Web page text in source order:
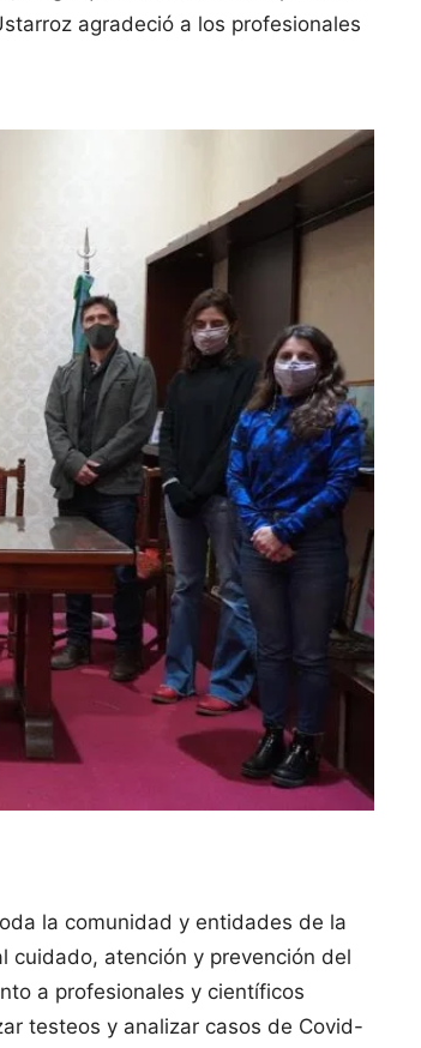
agradeció a los profesionales
la comunidad y entidades de la
cuidado, atención y prevención del
a profesionales y científicos
testeos y analizar casos de Covid-